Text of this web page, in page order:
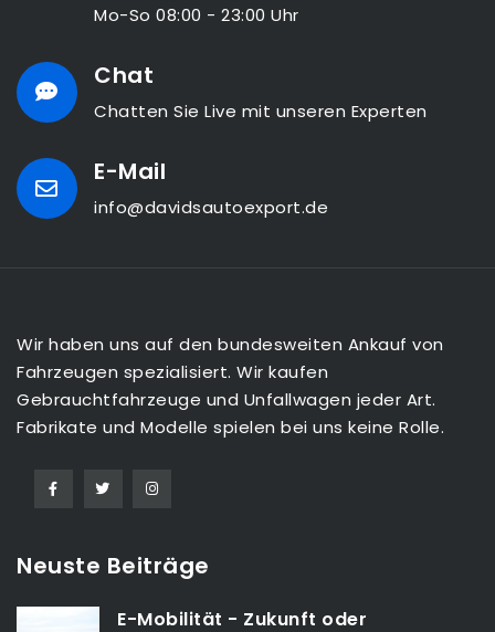
Mo-So 08:00 - 23:00 Uhr
Chat
Chatten Sie Live mit unseren Experten
E-Mail
info@davidsautoexport.de
Wir haben uns auf den bundesweiten Ankauf von
Fahrzeugen spezialisiert. Wir kaufen
Gebrauchtfahrzeuge und Unfallwagen jeder Art.
Fabrikate und Modelle spielen bei uns keine Rolle.
Neuste Beiträge
E-Mobilität - Zukunft oder